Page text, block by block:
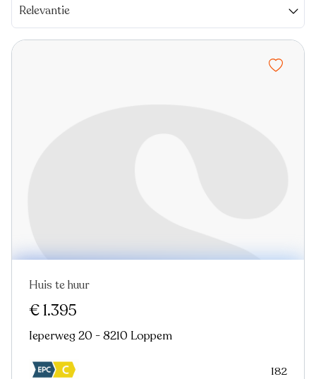
Relevantie
Nieuw
Huis te huur
€ 1.395
Ieperweg 20 - 8210 Loppem
182